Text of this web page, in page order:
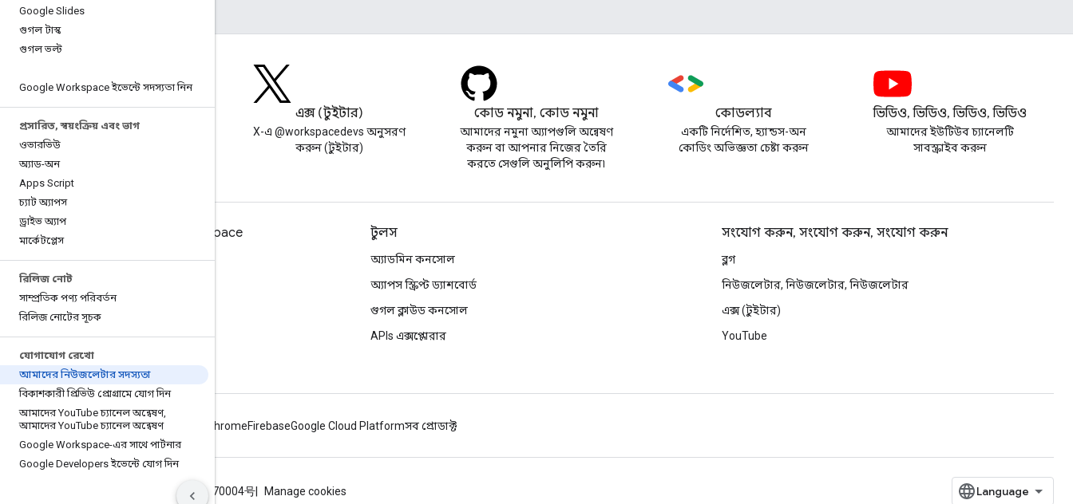
Google Slides
গুগল টাস্ক
গুগল ভল্ট
Google Workspace ইভেন্টে সদস্যতা নিন
প্রসারিত, স্বয়ংক্রিয় এবং ভাগ
ওভারভিউ
অ্যাড-অন
Apps Script
চ্যাট অ্যাপস
ড্রাইভ অ্যাপ
মার্কেটপ্লেস
রিলিজ নোট
সাম্প্রতিক পণ্য পরিবর্তন
রিলিজ নোটের সূচক
যোগাযোগ রেখো
আমাদের নিউজলেটার সদস্যতা
বিকাশকারী প্রিভিউ প্রোগ্রামে যোগ দিন
আমাদের YouTube চ্যানেল অন্বেষণ,
আমাদের YouTube চ্যানেল অন্বেষণ
Google Workspace-এর সাথে পার্টনার
Google Developers ইভেন্টে যোগ দিন
Google Workspace Developers
এক্স (টুইটার)
X-এ @workspacedevs অনুসরণ
করুন (টুইটার)
কোড নমুনা, কোড নমুনা
আমাদের নমুনা অ্যাপগুলি অন্বেষণ
করুন বা আপনার নিজের তৈরি
করতে সেগুলি অনুলিপি করুন৷
কোডল্যাব
একটি নির্দেশিত, হ্যান্ডস-অন
কোডিং অভিজ্ঞতা চেষ্টা করুন
ভিডিও, ভিডিও, ভিডিও, ভিডিও
আমাদের ইউটিউব চ্যানেলটি
সাবস্ক্রাইব করুন
ডেভেলপারদের জন্য Google Workspace
প্ল্যাটফর্ম ওভারভিউ
বিকাশকারী পণ্য
রিলিজ নোট
বিকাশকারী সমর্থন
সেবা পাবার শর্ত
টুলস
অ্যাডমিন কনসোল
অ্যাপস স্ক্রিপ্ট ড্যাশবোর্ড
গুগল ক্লাউড কনসোল
APIs এক্সপ্লোরার
সংযোগ করুন, সংযোগ করুন, সংযোগ করুন
ব্লগ
নিউজলেটার, নিউজলেটার, নিউজলেটার
এক্স (টুইটার)
YouTube
ChromeFirebaseGoogle Cloud Platformসব প্রোডাক্ট
ICP证合字B2-20070004号 Manage cookies